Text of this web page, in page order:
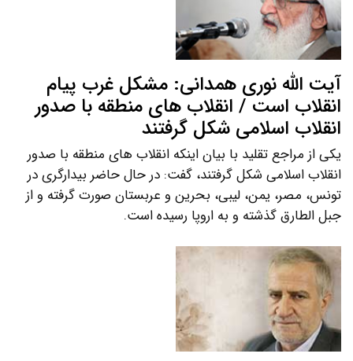
آیت الله نوری همدانی: مشکل غرب پیام
انقلاب است / انقلاب های منطقه با صدور
انقلاب اسلامی شکل گرفتند
یکی از مراجع تقلید با بیان اینکه انقلاب های منطقه با صدور
انقلاب اسلامی شکل گرفتند، گفت: در حال حاضر بیدارگری در
تونس، مصر، یمن، لیبی، بحرین و عربستان صورت گرفته و از
جبل الطارق گذشته و به اروپا رسیده است.